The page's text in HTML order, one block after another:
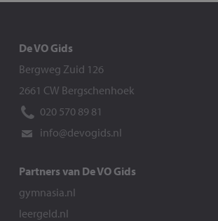
De VO Gids
Bergweg Zuid 126
2661 CW Bergschenhoek
020 570 89 81
info@devogids.nl
Partners van De VO Gids
gymnasia.nl
leergeld.nl